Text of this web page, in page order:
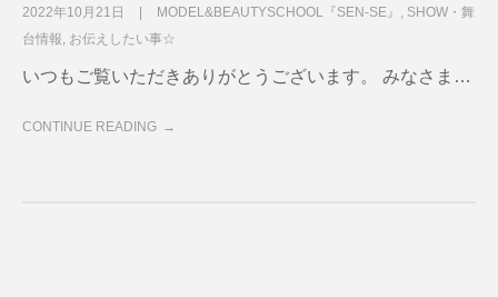
2022年10月21日 MODEL&BEAUTYSCHOOL『SEN-SE』 , SHOW・舞
台情報, お伝えしたい事☆
いつもご覧いただきありがとうございます。 みなさま…
CONTINUE READING